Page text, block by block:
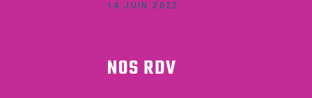
14 JUIN 2022
NOS RDV